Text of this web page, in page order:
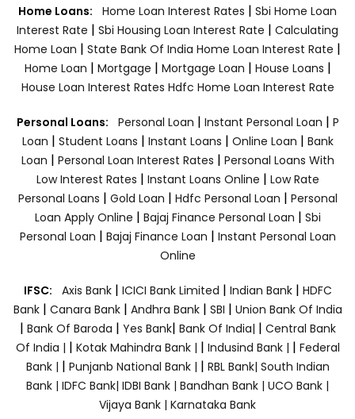
Home Loans: Home Loan Interest Rates | Sbi Home Loan
Interest Rate | Sbi Housing Loan Interest Rate | Calculating
Home Loan | State Bank Of India Home Loan Interest Rate |
Home Loan | Mortgage | Mortgage Loan | House Loans |
House Loan Interest Rates Hdfc Home Loan Interest Rate
Personal Loans: Personal Loan | Instant Personal Loan | P
Loan | Student Loans | Instant Loans | Online Loan | Bank
Loan | Personal Loan Interest Rates | Personal Loans With
Low Interest Rates | Instant Loans Online | Low Rate
Personal Loans | Gold Loan | Hdfc Personal Loan | Personal
Loan Apply Online | Bajaj Finance Personal Loan | Sbi
Personal Loan | Bajaj Finance Loan | Instant Personal Loan
Online
IFSC: Axis Bank | ICICI Bank Limited | Indian Bank | HDFC
Bank| Canara Bank | Andhra Bank| SBI | Union Bank Of India
| Bank Of Baroda | Yes Bank| Bank Of India| | Central Bank
Of India | | Kotak Mahindra Bank | | Indusind Bank | | Federal
Bank | | Punjanb National Bank | | RBL Bank| South Indian
Bank | IDFC Bank| IDBI Bank | Bandhan Bank | UCO Bank |
Vijaya Bank | Karnataka Bank